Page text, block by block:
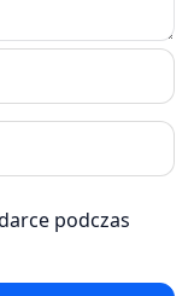
podczas